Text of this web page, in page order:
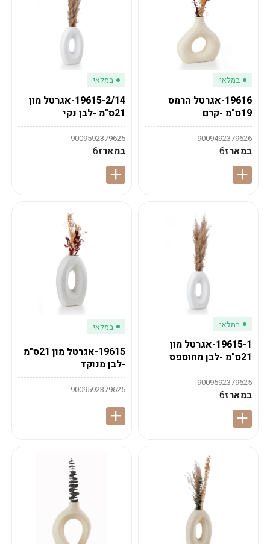
במלאי
19616-אגרטל הרמס
19ס"מ -קרם
9009492379626
במארז6
במלאי
19615-2/14-אגרטל מון
21ס"מ -לבן נקי
9009592379625
במארז6
במלאי
19615-1-אגרטל מון
21ס"מ -לבן מחוספס
9009592379625
במארז6
במלאי
19615-אגרטל מון 21ס"מ
-לבן מנוקד
9009592379625